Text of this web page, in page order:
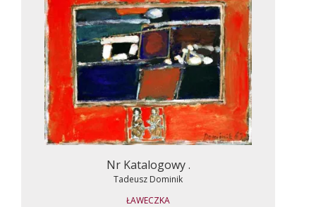
Nr Katalogowy .
Tadeusz Dominik
ŁAWECZKA